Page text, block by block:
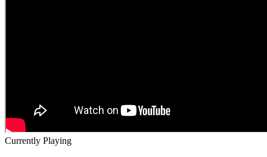
Currently Playing